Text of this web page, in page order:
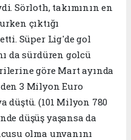
Sörloth, takımının en
çıktığı
Süper Lig'de gol
da sürdüren golcü
göre Mart ayında
3 Milyon Euro
düştü. (101 Milyon 780
düşüş yaşansa da
olma unvanını